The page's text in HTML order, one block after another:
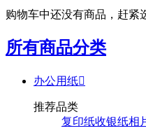
购物车中还没有商品，赶紧
所有商品分类
办公用纸
推荐品类
复印纸收银纸相